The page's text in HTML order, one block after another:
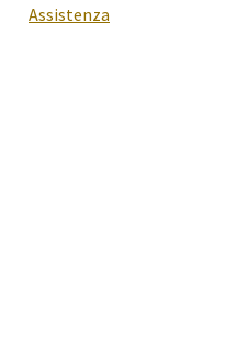
Assistenza